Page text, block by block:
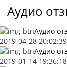
Аудио
Аудио
2019-04-28 20:02:39
Аудио
2019-01-14 19:36:18